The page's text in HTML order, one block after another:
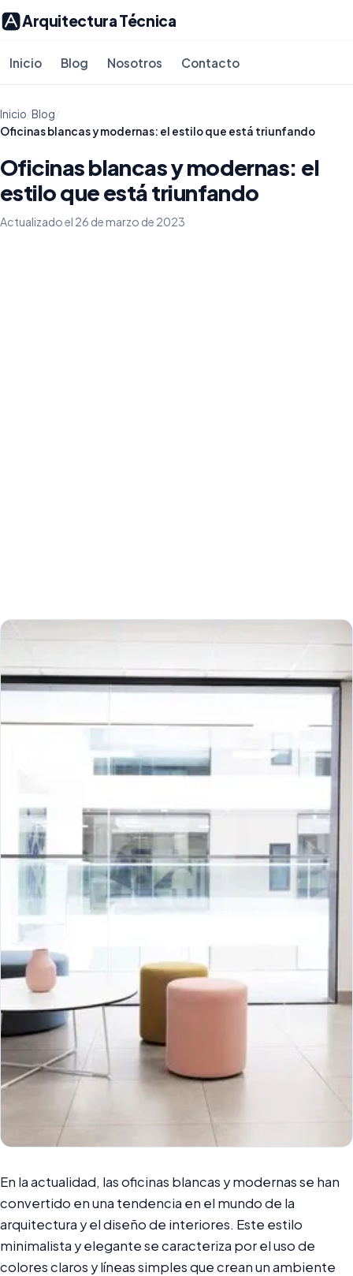
Arquitectura Técnica
Inicio Blog Nosotros Contacto
Inicio/Blog/
Oficinas blancas y modernas: el estilo que está triunfando
Oficinas blancas y modernas: el
estilo que está triunfando
Actualizado el 26 de marzo de 2023
En la actualidad, las oficinas blancas y modernas se han
convertido en una tendencia en el mundo de la
arquitectura y el diseño de interiores. Este estilo
minimalista y elegante se caracteriza por el uso de
colores claros y líneas simples que crean un ambiente